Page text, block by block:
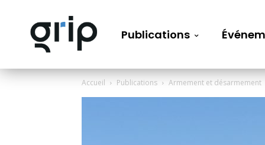
Publications
Accueil Publications Armement et désarmement